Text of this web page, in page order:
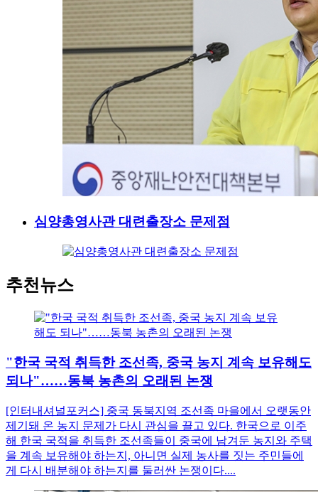
심양총영사관 대련출장소 문제점
추천뉴스
"한국 국적 취득한 조선족, 중국 농지 계속 보유해도
되나"……동북 농촌의 오래된 논쟁
[인터내셔널포커스] 중국 동북지역 조선족 마을에서 오랫동안
제기돼 온 농지 문제가 다시 관심을 끌고 있다. 한국으로 이주
해 한국 국적을 취득한 조선족들이 중국에 남겨둔 농지와 주택
을 계속 보유해야 하는지, 아니면 실제 농사를 짓는 주민들에
게 다시 배분해야 하는지를 둘러싼 논쟁이다....